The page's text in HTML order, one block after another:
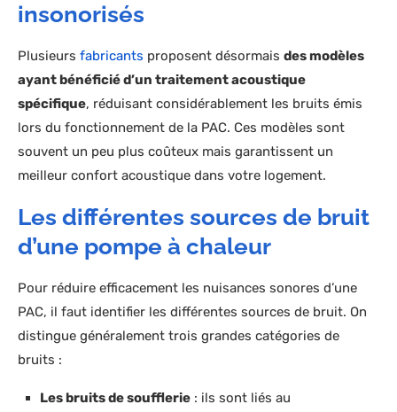
insonorisés
Plusieurs fabricants proposent désormais des modèles
ayant bénéficié d’un traitement acoustique
spécifique, réduisant considérablement les bruits émis
lors du fonctionnement de la PAC. Ces modèles sont
souvent un peu plus coûteux mais garantissent un
meilleur confort acoustique dans votre logement.
Les différentes sources de bruit
d’une pompe à chaleur
Pour réduire efficacement les nuisances sonores d’une
PAC, il faut identifier les différentes sources de bruit. On
distingue généralement trois grandes catégories de
bruits :
Les bruits de soufflerie : ils sont liés au